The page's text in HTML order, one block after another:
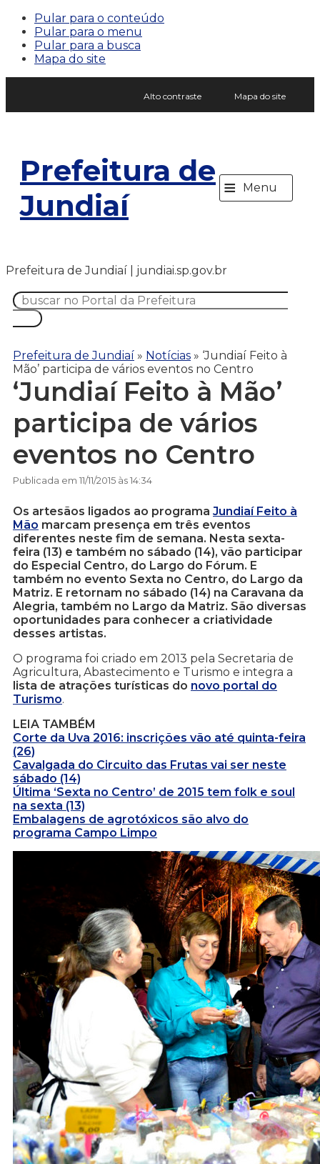
Pular para o conteúdo
Pular para o menu
Pular para a busca
Mapa do site
Alto contraste Mapa do site
Prefeitura de
Jundiaí
≡ Menu
Prefeitura de Jundiaí | jundiai.sp.gov.br
Prefeitura de Jundiaí » Notícias » ‘Jundiaí Feito à
Mão’ participa de vários eventos no Centro
‘Jundiaí Feito à Mão’
participa de vários
eventos no Centro
Publicada em 11/11/2015 às 14:34
Os artesãos ligados ao programa Jundiaí Feito à
Mão marcam presença em três eventos
diferentes neste fim de semana. Nesta sexta-
feira (13) e também no sábado (14), vão participar
do Especial Centro, do Largo do Fórum. E
também no evento Sexta no Centro, do Largo da
Matriz. E retornam no sábado (14) na Caravana da
Alegria, também no Largo da Matriz. São diversas
oportunidades para conhecer a criatividade
desses artistas.
O programa foi criado em 2013 pela Secretaria de
Agricultura, Abastecimento e Turismo e integra a
lista de atrações turísticas do novo portal do
Turismo.
LEIA TAMBÉM
Corte da Uva 2016: inscrições vão até quinta-feira
(26)
Cavalgada do Circuito das Frutas vai ser neste
sábado (14)
Última ‘Sexta no Centro’ de 2015 tem folk e soul
na sexta (13)
Embalagens de agrotóxicos são alvo do
programa Campo Limpo